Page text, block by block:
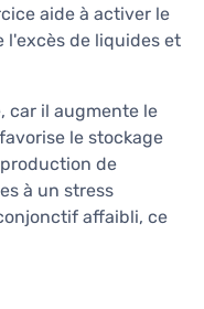
aide à activer le
l'excès de liquides et
car il augmente le
le stockage
de
à un stress
affaibli, ce